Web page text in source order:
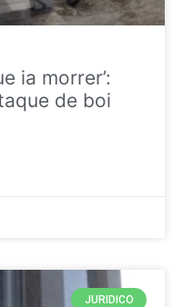
ia morrer’:
de boi
JURIDICO